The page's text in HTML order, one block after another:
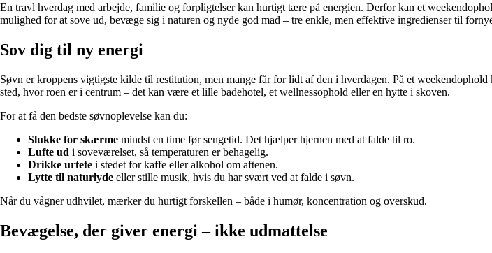
En travl hverdag med arbejde, familie og forpligtelser kan hurtigt tære på energien. Derfor kan et
mulighed for at sove ud, bevæge sig i naturen og nyde god mad – tre enkle, men effektive ingredienser til
Sov dig til ny energi
Søvn er kroppens vigtigste kilde til restitution, men mange får for lidt af den i hverdagen. På et
sted, hvor roen er i centrum – det kan være et lille badehotel, et wellnessophold eller en hytte i skoven.
For at få den bedste søvnoplevelse kan du:
Slukke for skærme mindst en time før sengetid. Det hjælper hjernen med at falde til ro.
Lufte ud i soveværelset, så temperaturen er behagelig.
Drikke urtete i stedet for kaffe eller alkohol om aftenen.
Lytte til naturlyde eller stille musik, hvis du har svært ved at falde i søvn.
Når du vågner udhvilet, mærker du hurtigt forskellen – både i humør, koncentration og overskud.
Bevægelse, der giver energi – ikke udmattelse